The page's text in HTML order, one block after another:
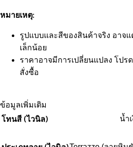
หมายเหตุ:
รูปแบบและสีของสินค้าจริง อาจ
เล็กน้อย
ราคาอาจมีการเปลี่ยนแปลง โป
สั่งซื้อ
ข้อมูลเพิ่มเติม
โทนสี (ไวนิล) น้ำ